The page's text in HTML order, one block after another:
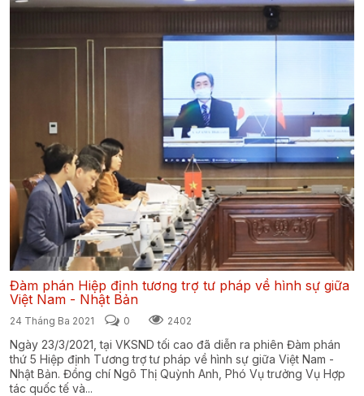
Đàm phán Hiệp định tương trợ tư pháp về hình sự giữa
Việt Nam - Nhật Bản
24 Tháng Ba 2021 0 2402
Ngày 23/3/2021, tại VKSND tối cao đã diễn ra phiên Đàm phán
thứ 5 Hiệp định Tương trợ tư pháp về hình sự giữa Việt Nam -
Nhật Bản. Đồng chí Ngô Thị Quỳnh Anh, Phó Vụ trưởng Vụ Hợp
tác quốc tế và...